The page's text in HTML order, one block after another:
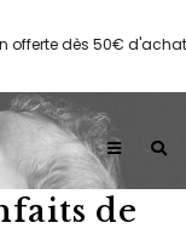
dès 50€ d'achat •
de